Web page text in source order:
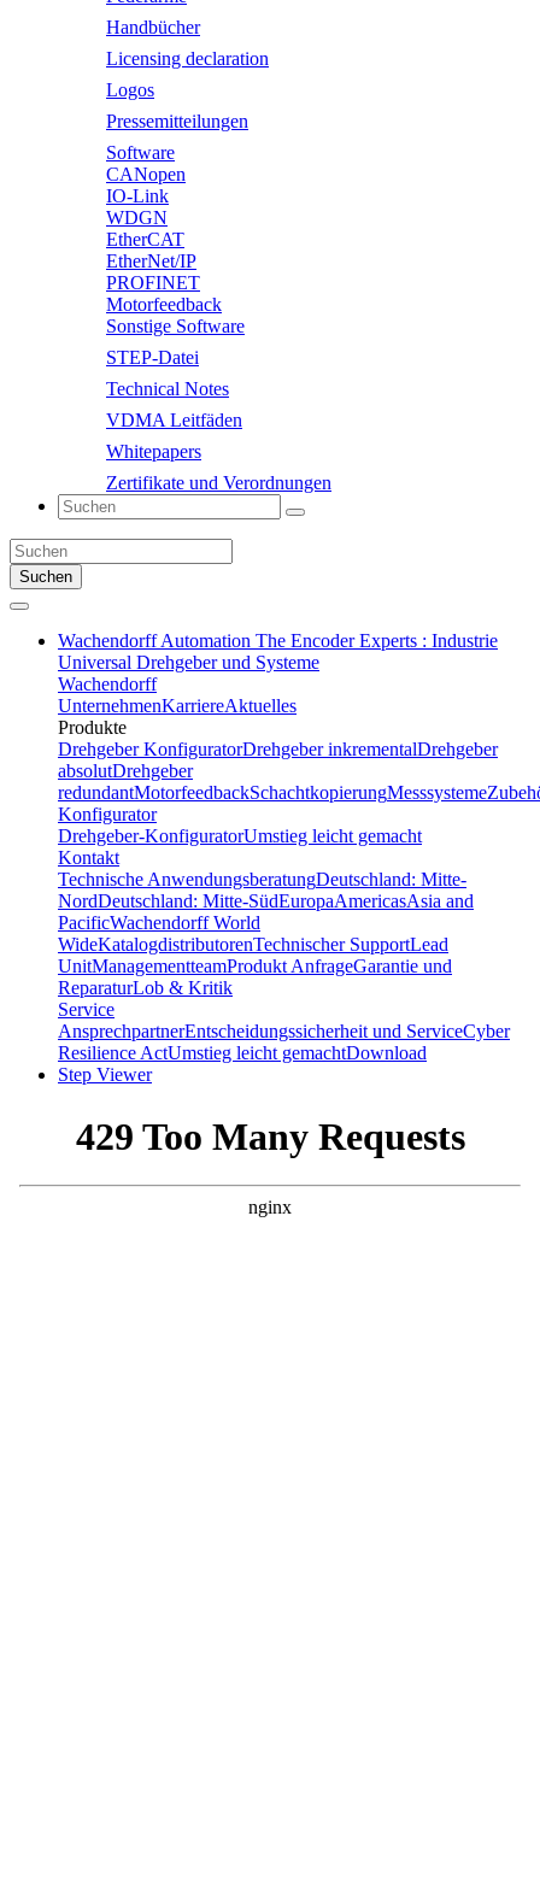
Handbücher
Licensing declaration
Logos
Pressemitteilungen
Software
CANopen
IO-Link
WDGN
EtherCAT
EtherNet/IP
PROFINET
Motorfeedback
Sonstige Software
STEP-Datei
Technical Notes
VDMA Leitfäden
Whitepapers
Zertifikate und Verordnungen
Suchen
Wachendorff Automation The Encoder Experts : Industrie
Universal Drehgeber und Systeme
Wachendorff
UnternehmenKarriereAktuelles
Produkte
Drehgeber KonfiguratorDrehgeber inkrementalDrehgeber
absolutDrehgeber
redundantMotorfeedbackSchachtkopierungMesssysteme
Konfigurator
Drehgeber-KonfiguratorUmstieg leicht gemacht
Kontakt
Technische AnwendungsberatungDeutschland: Mitte-
NordDeutschland: Mitte-SüdEuropaAmericasAsia and
PacificWachendorff World
WideKatalogdistributorenTechnischer SupportLead
UnitManagementteamProdukt AnfrageGarantie und
ReparaturLob & Kritik
Service
AnsprechpartnerEntscheidungssicherheit und ServiceCyber
Resilience ActUmstieg leicht gemachtDownload
Step Viewer